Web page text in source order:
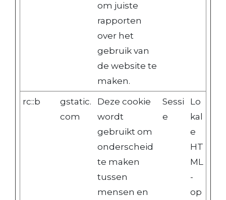
om juiste
rapporten
over het
gebruik van
de website te
maken.
rc::b
gstatic.
com
Deze cookie
wordt
gebruikt om
onderscheid
te maken
tussen
mensen en
Sessi
e
Lo
kal
e
HT
ML
-
op